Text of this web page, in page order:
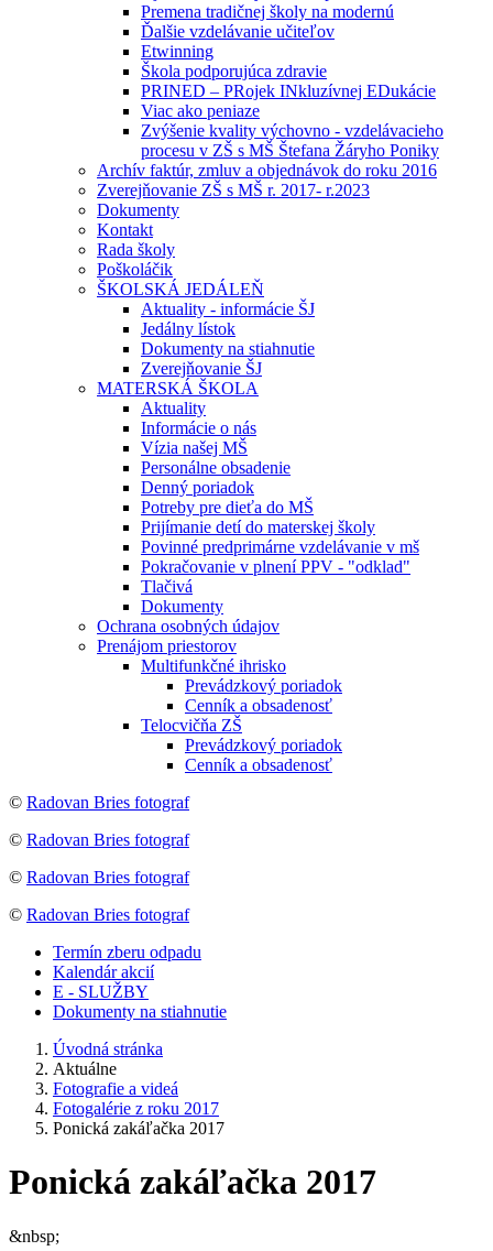
Premena tradičnej školy na modernú
Ďalšie vzdelávanie učiteľov
Etwinning
Škola podporujúca zdravie
PRINED – PRojek INkluzívnej EDukácie
Viac ako peniaze
Zvýšenie kvality výchovno - vzdelávacieho
procesu v ZŠ s MŠ Štefana Žáryho Poniky
Archív faktúr, zmluv a objednávok do roku 2016
Zverejňovanie ZŠ s MŠ r. 2017- r.2023
Dokumenty
Kontakt
Rada školy
Poškoláčik
ŠKOLSKÁ JEDÁLEŇ
Aktuality - informácie ŠJ
Jedálny lístok
Dokumenty na stiahnutie
Zverejňovanie ŠJ
MATERSKÁ ŠKOLA
Aktuality
Informácie o nás
Vízia našej MŠ
Personálne obsadenie
Denný poriadok
Potreby pre dieťa do MŠ
Prijímanie detí do materskej školy
Povinné predprimárne vzdelávanie v mš
Pokračovanie v plnení PPV - "odklad"
Tlačivá
Dokumenty
Ochrana osobných údajov
Prenájom priestorov
Multifunkčné ihrisko
Prevádzkový poriadok
Cenník a obsadenosť
Telocvičňa ZŠ
Prevádzkový poriadok
Cenník a obsadenosť
© Radovan Bries fotograf
© Radovan Bries fotograf
© Radovan Bries fotograf
© Radovan Bries fotograf
Termín zberu odpadu
Kalendár akcií
E - SLUŽBY
Dokumenty na stiahnutie
Úvodná stránka
Aktuálne
Fotografie a videá
Fotogalérie z roku 2017
Ponická zakáľačka 2017
Ponická zakáľačka 2017
&nbsp;